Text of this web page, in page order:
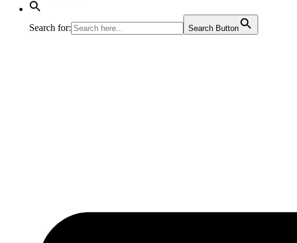
Search for: Search Button